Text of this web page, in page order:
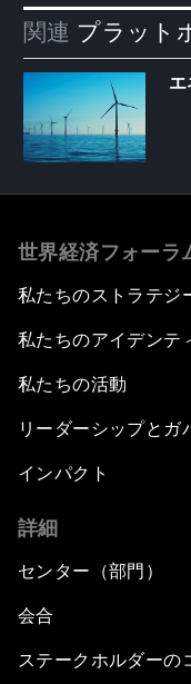
関連 プラット
世界経済フォーラ
私たちのストラテジ
私たちのアイデンテ
私たちの活動
リーダーシップとガ
インパクト
詳細
センター（部門）
会合
ステークホルダーの